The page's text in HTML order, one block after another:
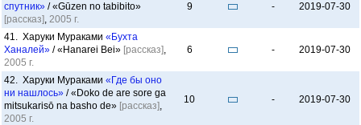
спутник» / «Gūzen no tabibito»
[рассказ], 2005 г.
9 - 2019-07-30
41. Харуки Мураками «Бухта
Ханалей» / «Hanarei Bei» [рассказ],
2005 г.
6 - 2019-07-30
42. Харуки Мураками «Где бы оно
ни нашлось» / «Doko de are sore ga
mitsukarisō na basho de» [рассказ],
2005 г.
10 - 2019-07-30